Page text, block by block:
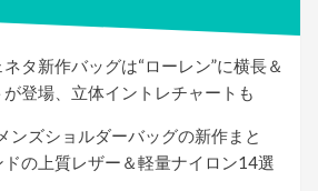
タ新作バッグは“ローレン”に横長＆
登場、立体イントレチャートも
ンズショルダーバッグの新作まと
の上質レザー＆軽量ナイロン14選